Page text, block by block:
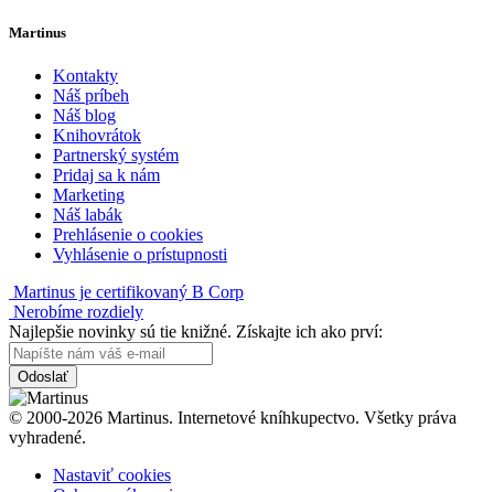
Martinus
Kontakty
Náš príbeh
Náš blog
Knihovrátok
Partnerský systém
Pridaj sa k nám
Marketing
Náš labák
Prehlásenie o cookies
Vyhlásenie o prístupnosti
Martinus je certifikovaný B Corp
Nerobíme rozdiely
Najlepšie novinky sú tie knižné. Získajte ich ako prví:
Odoslať
© 2000-2026 Martinus. Internetové kníhkupectvo. Všetky práva
vyhradené.
Nastaviť cookies